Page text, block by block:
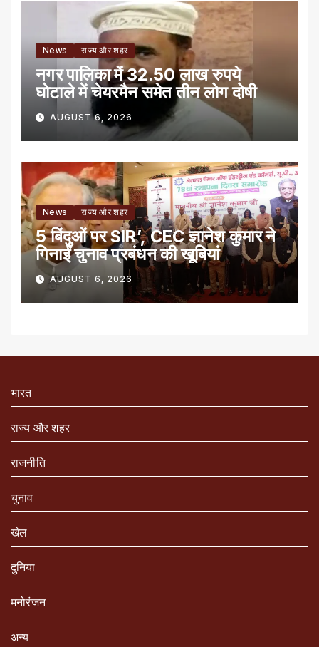
News राज्य और शहर
नगर पालिका में 32.50 लाख रुपये
घोटाले में चेयरमैन समेत तीन लोग दोषी
AUGUST 6, 2026
News राज्य और शहर
5 बिंदुओं पर SIR’, CEC ज्ञानेश कुमार ने
गिनाईं चुनाव प्रबंधन की खूबियां
AUGUST 6, 2026
भारत
राज्य और शहर
राजनीति
चुनाव
खेल
दुनिया
मनोरंजन
अन्य